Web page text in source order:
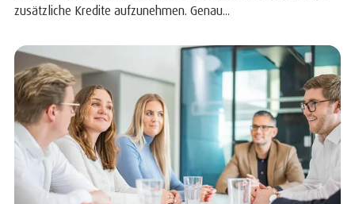
zusätzliche Kredite aufzunehmen. Genau...